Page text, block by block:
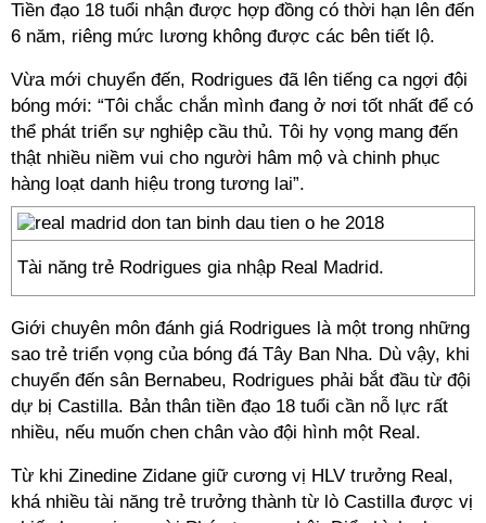
Tiền đạo 18 tuổi nhận được hợp đồng có thời hạn lên đến
6 năm, riêng mức lương không được các bên tiết lộ.
Vừa mới chuyển đến, Rodrigues đã lên tiếng ca ngợi đội
bóng mới: “Tôi chắc chắn mình đang ở nơi tốt nhất để có
thể phát triển sự nghiệp cầu thủ. Tôi hy vọng mang đến
thật nhiều niềm vui cho người hâm mộ và chinh phục
hàng loạt danh hiệu trong tương lai”.
Tài năng trẻ Rodrigues gia nhập Real Madrid.
Giới chuyên môn đánh giá Rodrigues là một trong những
sao trẻ triển vọng của bóng đá Tây Ban Nha. Dù vậy, khi
chuyển đến sân Bernabeu, Rodrigues phải bắt đầu từ đội
dự bị Castilla. Bản thân tiền đạo 18 tuổi cần nỗ lực rất
nhiều, nếu muốn chen chân vào đội hình một Real.
Từ khi Zinedine Zidane giữ cương vị HLV trưởng Real,
khá nhiều tài năng trẻ trưởng thành từ lò Castilla được vị